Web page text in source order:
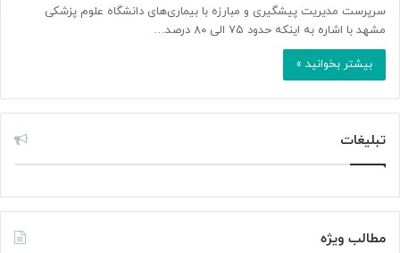
سرپرست مدیریت پیشگیری و مبارزه با بیماری‌های دانشگاه علوم پزشکی
مشهد با اشاره به اینکه حدود ۷۵ الی ۸۰ درصد…
بیشتر بخوانید »
تبلیغات
مطالب ویژه